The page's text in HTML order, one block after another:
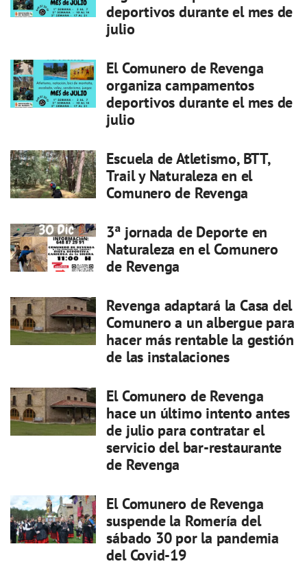
deportivos durante el mes de
julio
El Comunero de Revenga
organiza campamentos
deportivos durante el mes de
julio
Escuela de Atletismo, BTT,
Trail y Naturaleza en el
Comunero de Revenga
3ª jornada de Deporte en
Naturaleza en el Comunero
de Revenga
Revenga adaptará la Casa del
Comunero a un albergue para
hacer más rentable la gestión
de las instalaciones
El Comunero de Revenga
hace un último intento antes
de julio para contratar el
servicio del bar-restaurante
de Revenga
El Comunero de Revenga
suspende la Romería del
sábado 30 por la pandemia
del Covid-19